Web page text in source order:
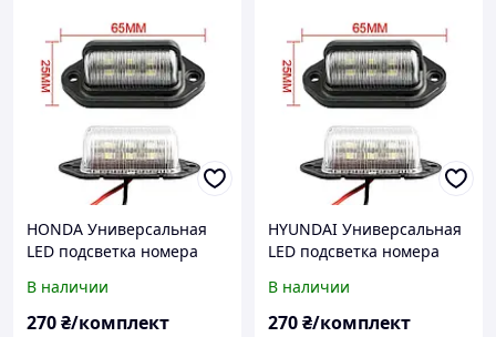
HONDA Универсальная
LED подсветка номера
светодиодная фонарь
номерного знаку диодная
В наличии
270₴/комплект
HYUNDAI Универсальная
LED подсветка номера
светодиодная фонарь
номерного знаку диодная
В наличии
270₴/комплект